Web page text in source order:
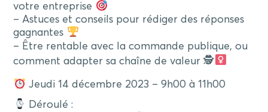
votre entreprise
– Astuces et conseils pour rédiger des réponses
gagnantes
– Être rentable avec la commande publique, ou
comment adapter sa chaîne de valeur 🕵‍
Jeudi 14 décembre 2023 – 9h00 à 11h00
Déroulé :